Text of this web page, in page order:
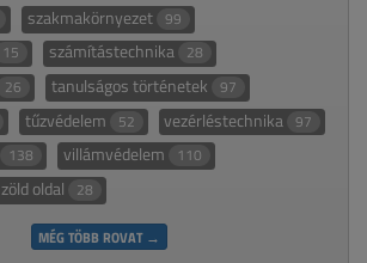
szakmakörnyezet 99
15 számítástechnika 28
26 tanulságos történetek 97
tűzvédelem 52 vezérléstechnika 97
138 villámvédelem 110
zöld oldal 28
MÉG TÖBB ROVAT →